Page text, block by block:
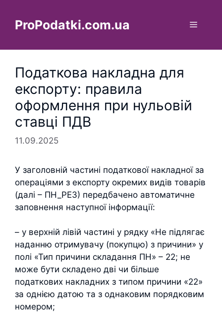
вмістуProPodatki.com.ua Меню
Податкова накладна для
експорту: правила
оформлення при нульовій
ставці ПДВ
11.09.2025
У заголовній частині податкової накладної за
операціями з експорту окремих видів товарів
(далі – ПН_РЕЗ) передбачено автоматичне
заповнення наступної інформації:
– у верхній лівій частині у рядку «Не підлягає
наданню отримувачу (покупцю) з причини» у
полі «Тип причини складання ПН» – 22; не
може бути складено дві чи більше
податкових накладних з типом причини «22»
за однією датою та з однаковим порядковим
номером;